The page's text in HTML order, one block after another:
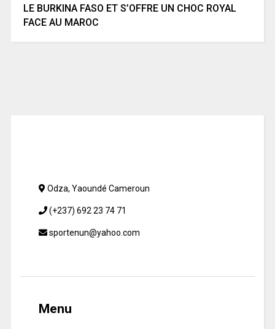
LE BURKINA FASO ET S’OFFRE UN CHOC ROYAL
FACE AU MAROC
Odza, Yaoundé Cameroun
(+237) 692 23 74 71
sportenun@yahoo.com
Menu